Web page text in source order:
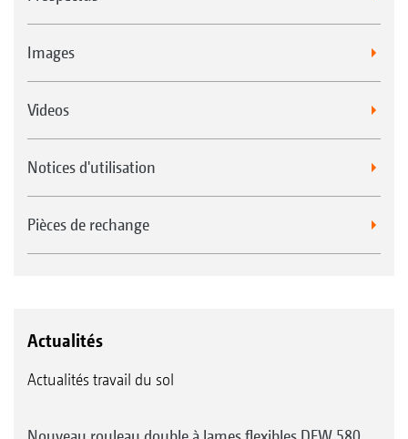
Images
Videos
Notices d'utilisation
Pièces de rechange
Actualités
Actualités travail du sol